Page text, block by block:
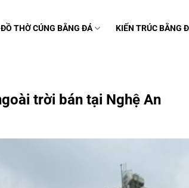
ĐỒ THỜ CÚNG BẰNG ĐÁ KIẾN TRÚC BẰNG
trời bán tại Nghệ An